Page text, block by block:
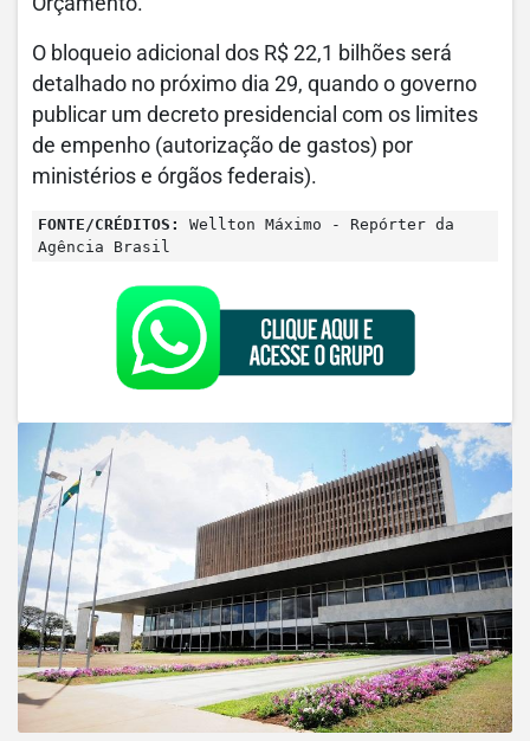
O bloqueio adicional dos R$ 22,1 bilhões será
detalhado no próximo dia 29, quando o governo
publicar um decreto presidencial com os limites
de empenho (autorização de gastos) por
ministérios e órgãos federais).
FONTE/CRÉDITOS:
Wellton Máximo - Repórter da
Agência Brasil